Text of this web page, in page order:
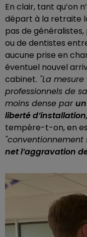
En clair, tant qu’on
départ à la retraite
pas de
ou de dentistes
aucune prise en
éventuel nouvel
cabinet. "La
professionnels de
moins dense par
liberté
tempère-t-on, en
net l’aggravation